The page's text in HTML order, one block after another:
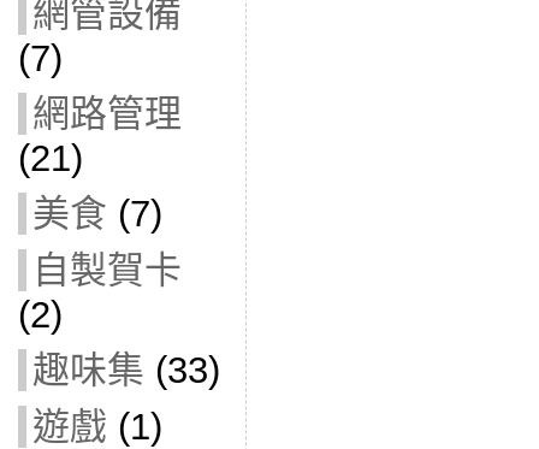
網管設備
(7)
網路管理
(21)
美食 (7)
自製賀卡
(2)
趣味集 (33)
遊戲 (1)